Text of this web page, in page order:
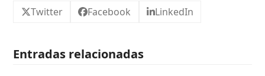
Twitter Facebook LinkedIn
Entradas relacionadas